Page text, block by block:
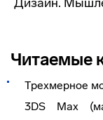
Читаемые
Трехмерное
3DS Max